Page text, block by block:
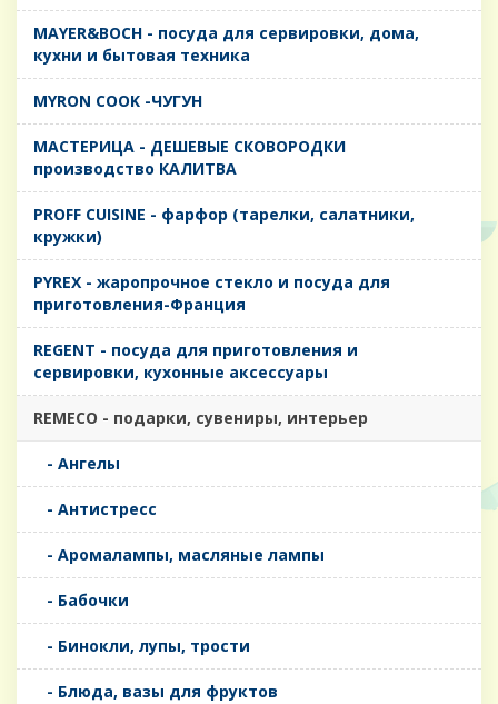
MAYER&BOCH - посуда для сервировки, дома,
кухни и бытовая техника
MYRON COOK -ЧУГУН
MАСТЕРИЦА - ДЕШЕВЫЕ СКОВОРОДКИ
производство КАЛИТВА
PROFF CUISINE - фарфор (тарелки, салатники,
кружки)
PYREX - жаропрочное стекло и посуда для
приготовления-Франция
REGENT - посуда для приготовления и
сервировки, кухонные аксессуары
REMECO - подарки, сувениры, интерьер
- Ангелы
- Антистресс
- Аромалампы, масляные лампы
- Бабочки
- Бинокли, лупы, трости
- Блюда, вазы для фруктов